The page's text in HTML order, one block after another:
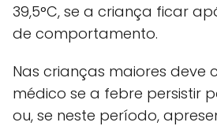
39,5°C, se a criança ficar
de comportamento.
Nas crianças maiores deve
médico se a febre persistir
ou, se neste período,